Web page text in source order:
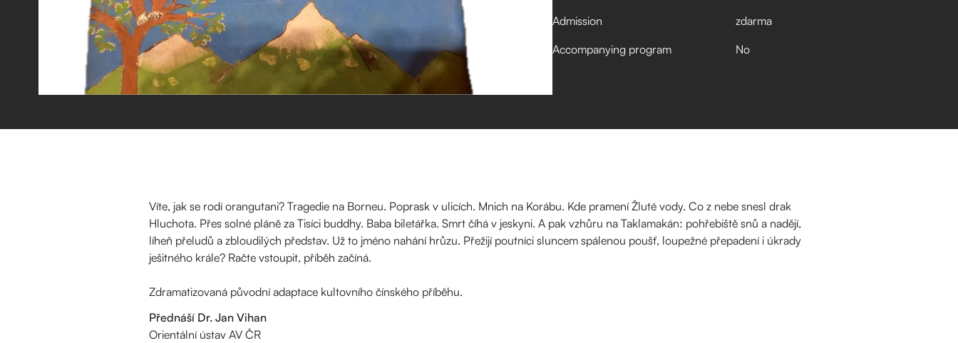
Admission
zdarma
Accompanying program
No
Víte, jak se rodí orangutani? Tragedie na Borneu. Poprask v ulicích. Mnich na Korábu. Kde pramení Žluté vody. Co z nebe snesl drak
Hluchota. Přes solné pláně za Tisíci buddhy. Baba biletářka. Smrt číhá v jeskyni. A pak vzhůru na Taklamakán: pohřebiště snů a nadějí,
líheň přeludů a zbloudilých představ. Už to jméno nahání hrůzu. Přežijí poutníci sluncem spálenou poušť, loupežné přepadení i úkrady
ješitného krále? Račte vstoupit, příběh začíná.
Zdramatizovaná původní adaptace kultovního čínského příběhu.
Přednáší Dr. Jan Vihan
Orientální ústav AV ČR